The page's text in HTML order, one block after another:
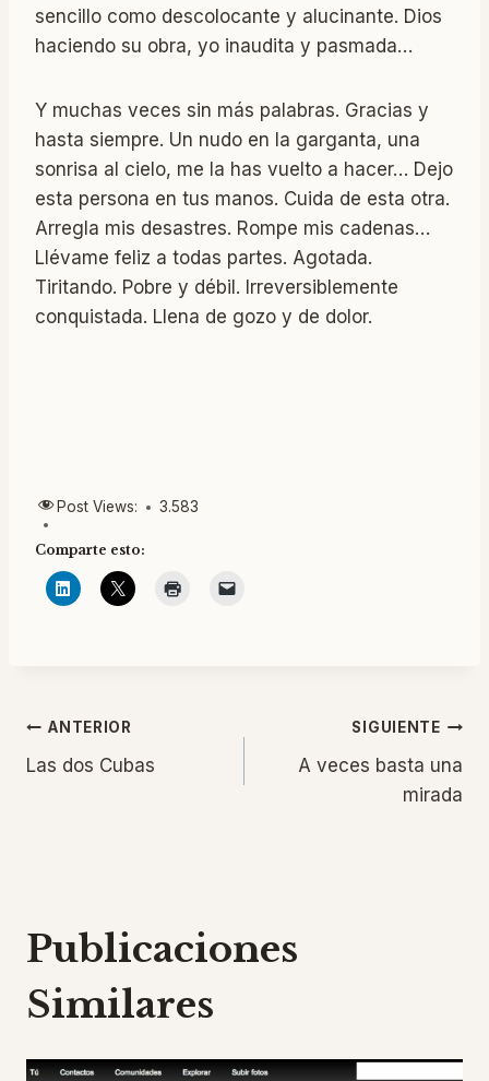
sencillo como descolocante y alucinante. Dios
haciendo su obra, yo inaudita y pasmada…
Y muchas veces sin más palabras. Gracias y
hasta siempre. Un nudo en la garganta, una
sonrisa al cielo, me la has vuelto a hacer… Dejo
esta persona en tus manos. Cuida de esta otra.
Arregla mis desastres. Rompe mis cadenas…
Llévame feliz a todas partes. Agotada.
Tiritando. Pobre y débil. Irreversiblemente
conquistada. Llena de gozo y de dolor.
Post Views: 3.583
Comparte esto:
Navegación
ANTERIOR
Las dos Cubas
SIGUIENTE
A veces basta una
mirada
Publicaciones
Similares